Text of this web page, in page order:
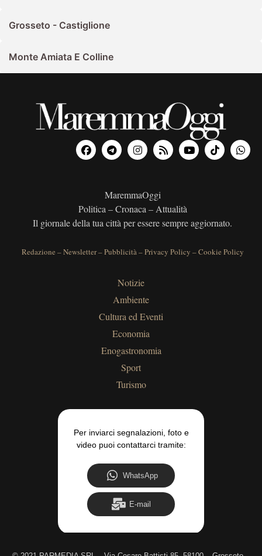
Grosseto - Castiglione
Monte Amiata E Colline
MaremmaOggi
Politica – Cronaca – Attualità
Il giornale della tua città per essere sempre aggiornato.
Redazione –Newsletter–Pubblicità–Privacy Policy –Cookie Policy
Notizie
Ambiente
Cultura ed Eventi
Economia
Enogastronomia
Sport
Turismo
Per inviarci segnalazioni, foto e
video puoi contattarci tramite:
WhatsApp
E-mail